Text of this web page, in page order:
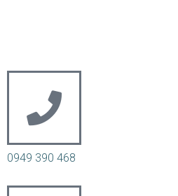
0949 390 468